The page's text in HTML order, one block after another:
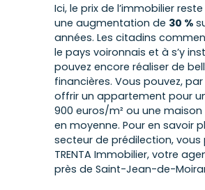
Ici, le prix de l’immobilier
une augmentation de 30 %
années. Les citadins
le pays voironnais et à s’y
pouvez encore réaliser de
financières. Vous pouvez,
offrir un appartement pour
900 euros/m² ou une maison
en moyenne. Pour en savoir
secteur de prédilection,
TRENTA Immobilier, votre
près de Saint-Jean-de-